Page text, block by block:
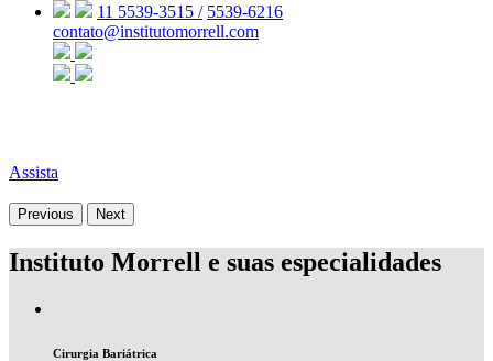
11 5539-3515 / 5539-6216
contato@institutomorrell.com
Assista
Previous Next
Instituto Morrell e suas especialidades
Cirurgia Bariátrica